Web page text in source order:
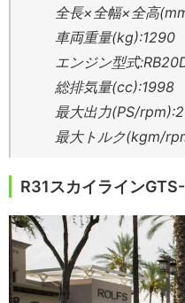
全長×全幅×全高
車両重量(kg):1290
エンジン型式
総排気量(cc):1998
最大出力(PS/
最大トルク(kgm/
R31スカイライン